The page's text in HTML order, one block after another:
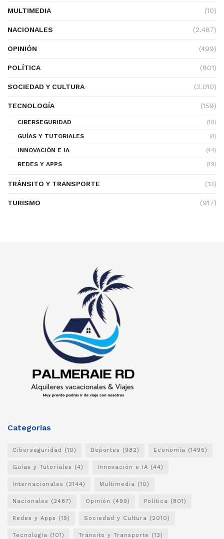
MULTIMEDIA (10)
NACIONALES (2.487)
OPINIÓN (499)
POLÍTICA (801)
SOCIEDAD Y CULTURA (2.010)
TECNOLOGÍA (159)
CIBERSEGURIDAD
(10)
GUÍAS Y TUTORIALES
(4)
INNOVACIÓN E IA
(44)
REDES Y APPS
(19)
TRÁNSITO Y TRANSPORTE (13)
TURISMO (917)
Categorias
Ciberseguridad (10) Deportes (982) Economía (1495)
Guías y Tutoriales (4) Innovación e IA (44)
Internacionales (3144) Multimedia (10)
Nacionales (2487) Opinión (499) Política (801)
Redes y Apps (19) Sociedad y Cultura (2010)
Tecnología (101) Tránsito y Transporte (13)